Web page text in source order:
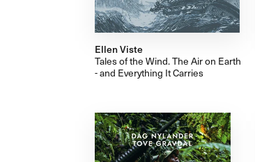
Ellen Viste
Tales of the Wind. The Air on Earth
- and Everything It Carries